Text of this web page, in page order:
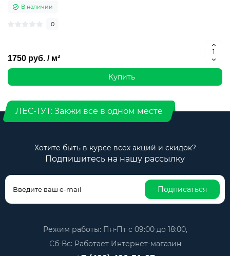
В наличии
0
1750 руб. / м²
Купить
ЛЕС-ТУТ: Закжи все в одном месте
Хотите быть в курсе всех акций и скидок?
Подпишитесь на нашу рассылку
Подписаться
Режим работы: Пн-Пт с 09:00 до 18:00,
Сб-Вс: Работает Интернет-магазин